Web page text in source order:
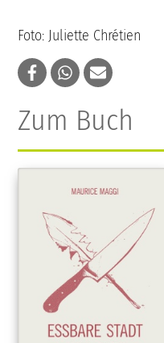
Foto: Juliette Chrétien
Zum Buch